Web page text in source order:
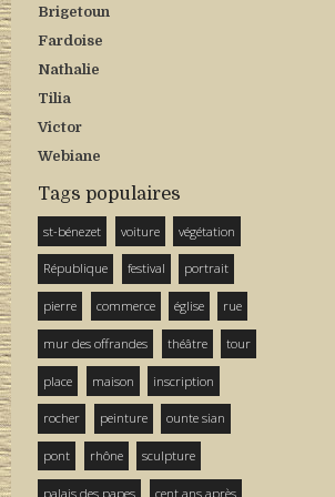
Brigetoun
Fardoise
Nathalie
Tilia
Victor
Webiane
Tags populaires
st-bénezet voiture végétation
République festival portrait
pierre commerce église rue
mur des offrandes théâtre tour
place maison inscription
rocher peinture ounte sian
pont rhône sculpture
palais des papes cent ans après